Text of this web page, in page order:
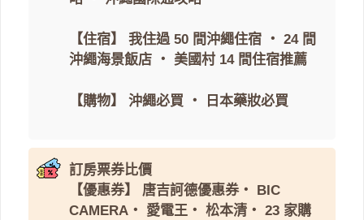
【住宿】 我住過 50 間沖繩住宿 ・ 24 間
沖繩海景飯店 ・ 美國村 14 間住宿推薦
【購物】 沖繩必買 ・ 日本藥妝必買
訂房票券比價
【優惠券】
唐吉訶德優惠券・
BIC
CAMERA ・ 愛電王 ・ 松本清 ・ 23 家購